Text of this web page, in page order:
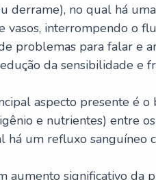
derrame), no qual há
vasos, interrompendo o
problemas para falar e
da sensibilidade e
aspecto presente é
e nutrientes) entre
um refluxo sanguíneo
aumento significativo da